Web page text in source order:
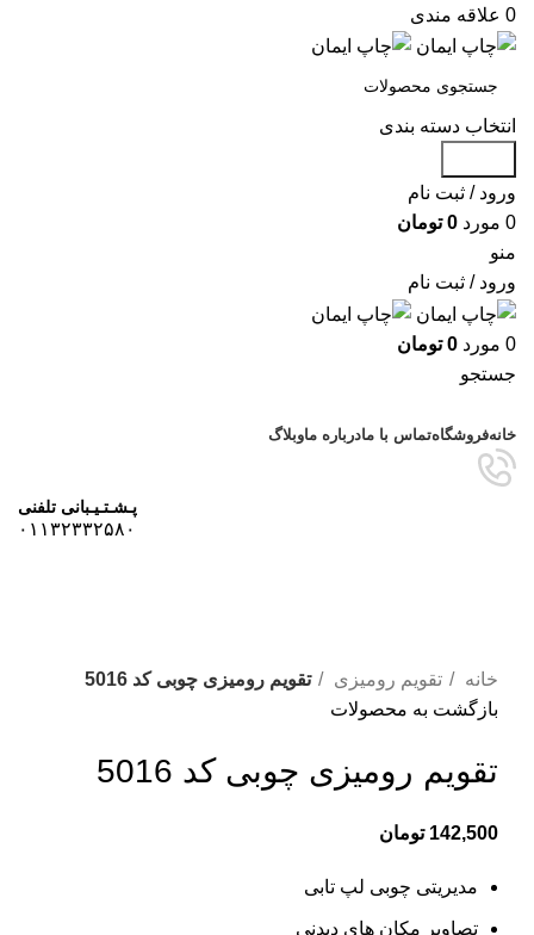
0 علاقه مندی
انتخاب دسته بندی
ورود / ثبت نام
0 مورد 0 تومان
منو
ورود / ثبت نام
0 مورد 0 تومان
جستجو
خانهفروشگاهتماس با مادرباره ماوبلاگ
پـشـتـیـبانی تلفنی
۰۱۱۳۲۳۳۲۵۸۰
خانه
تقویم رومیزی
تقویم رومیزی چوبی کد 5016
بازگشت به محصولات
تقویم رومیزی چوبی کد 5016
142,500 تومان
مدیریتی چوبی لپ تابی
تصاویر مکان های دیدنی